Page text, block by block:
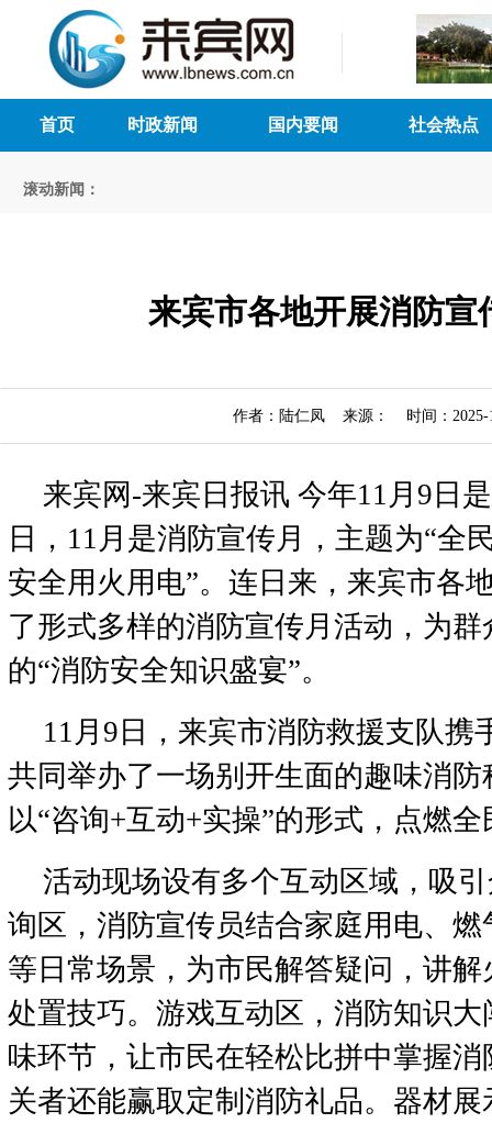
首页 时政新闻 国内要闻 社会热点
滚动新闻：
来宾市各地开展消防宣
作者：陆仁凤 来源： 时间：2025-
来宾网-来宾日报讯 今年11月9日
日，11月是消防宣传月，主题为“
安全用火用电”。连日来，来宾市各
了形式多样的消防宣传月活动，为
的“消防安全知识盛宴”。
11月9日，来宾市消防救援支队携
共同举办了一场别开生面的趣味消
以“咨询+互动+实操”的形式，点燃
活动现场设有多个互动区域，吸
询区，消防宣传员结合家庭用电、
等日常场景，为市民解答疑问，讲
处置技巧。游戏互动区，消防知识
味环节，让市民在轻松比拼中掌握
关者还能赢取定制消防礼品。器材